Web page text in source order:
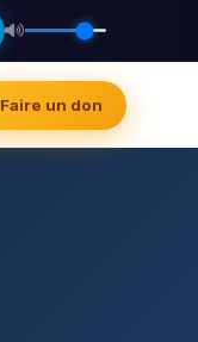
Faire un don